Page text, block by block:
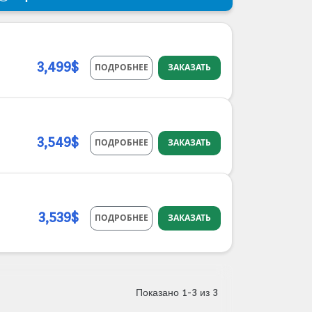
3,499$ ПОДРОБНЕЕ ЗАКАЗАТЬ
3,549$ ПОДРОБНЕЕ ЗАКАЗАТЬ
3,539$ ПОДРОБНЕЕ ЗАКАЗАТЬ
Показано 1-3 из 3